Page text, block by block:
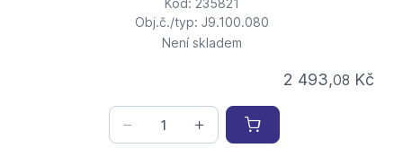
Kód: 235821
Obj.č./typ: J9.100.080
Není skladem
2 493,08 Kč